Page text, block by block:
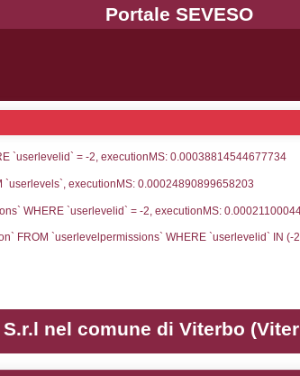
FROM `userlevels` WHERE
FROM `userlevelpermissions`